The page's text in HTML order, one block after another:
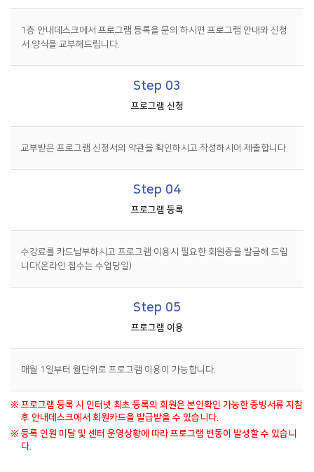
1층 안내데스크에서 프로그램 등록을 문의 하시면 프로그램 안내와 신청
서 양식을 교부해드립니다.
Step 03
프로그램 신청
교부받은 프로그램 신청서의 약관을 확인하시고 작성하시어 제출합니다.
Step 04
프로그램 등록
수강료를 카드납부하시고 프로그램 이용시 필요한 회원증을 발급해 드립
니다(온라인 접수는 수업당일)
Step 05
프로그램 이용
매월 1일부터 월단위로 프로그램 이용이 가능합니다.
※ 프로그램 등록 시 인터넷 최초 등록의 회원은 본인확인 가능한 증빙서류 지참
후 안내데스크에서 회원카드을 발급받을 수 있습니다.
※ 등록 인원 미달 및 센터 운영상황에 따라 프로그램 변동이 발생할 수 있습니
다.